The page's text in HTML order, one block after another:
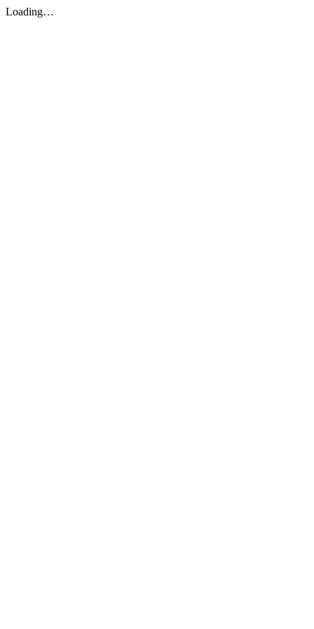
Loading…